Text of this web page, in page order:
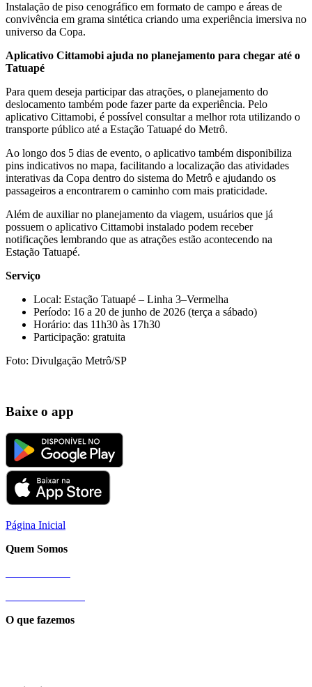
Instalação de piso cenográfico em formato de campo e áreas de
convivência em grama sintética criando uma experiência imersiva no
universo da Copa.
Aplicativo Cittamobi ajuda no planejamento para chegar até o
Tatuapé
Para quem deseja participar das atrações, o planejamento do
deslocamento também pode fazer parte da experiência. Pelo
aplicativo Cittamobi, é possível consultar a melhor rota utilizando o
transporte público até a Estação Tatuapé do Metrô.
Ao longo dos 5 dias de evento, o aplicativo também disponibiliza
pins indicativos no mapa, facilitando a localização das atividades
interativas da Copa dentro do sistema do Metrô e ajudando os
passageiros a encontrarem o caminho com mais praticidade.
Além de auxiliar no planejamento da viagem, usuários que já
possuem o aplicativo Cittamobi instalado podem receber
notificações lembrando que as atrações estão acontecendo na
Estação Tatuapé.
Serviço
Local: Estação Tatuapé – Linha 3–Vermelha
Período: 16 a 20 de junho de 2026 (terça a sábado)
Horário: das 11h30 às 17h30
Participação: gratuita
Foto: Divulgação Metrô/SP
Baixe o app
Página Inicial
Quem Somos
O que fazemos